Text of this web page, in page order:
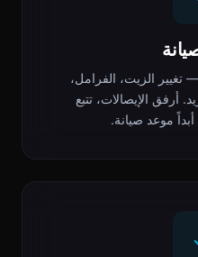
— تغيير الزيت، الفرامل،
أرفق الإيصالات، تتبع
أبداً موعد صيانة.